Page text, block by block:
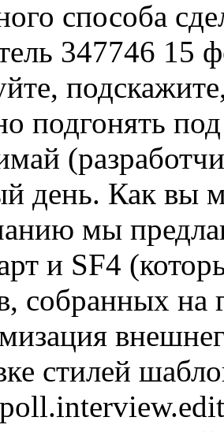
способа
347746 15
подгонять под
день. Как вы
мы
и SF4
собранных
стилей